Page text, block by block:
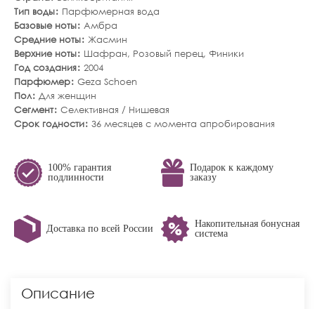
Тип воды
Парфюмерная вода
Базовые ноты Амбра
Средние ноты Жасмин
Верхние ноты
Шафран, Розовый перец, Финики
Год создания 2004
Парфюмер Geza Schoen
Пол Для женщин
Сегмент Селективная / Нишевая
Срок годности 36 месяцев с момента апробирования
100% гарантия
подлинности
Подарок к каждому
заказу
Доставка по всей России
Накопительная бонусная
система
Описание